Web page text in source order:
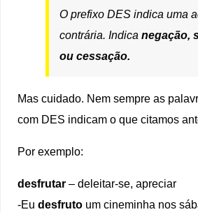
O prefixo DES indica uma
contrária. Indicanegação,
ou cessação.
Mas cuidado. Nem sempre as
com DES indicam o que citamos
Por exemplo:
desfrutar – deleitar-se, apreciar
-Eudesfruto um cineminha nos